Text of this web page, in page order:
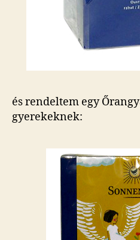
és rendeltem egy
gyerekeknek: